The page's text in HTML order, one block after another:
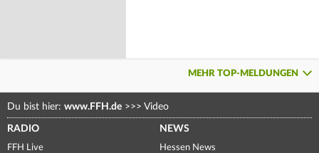
MEHR TOP-MELDUNGEN
Du bist hier: www.FFH.de >>> Video
RADIO
FFH Live
NEWS
Hessen News